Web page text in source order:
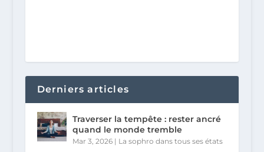
Derniers articles
Traverser la tempête : rester ancré
quand le monde tremble
Mar 3, 2026| La sophro dans tous ses états